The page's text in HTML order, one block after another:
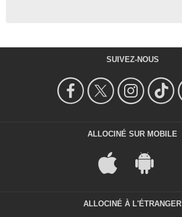
SUIVEZ-NOUS
ALLOCINÉ SUR MOBILE
ALLOCINÉ À L'ÉTRANGER